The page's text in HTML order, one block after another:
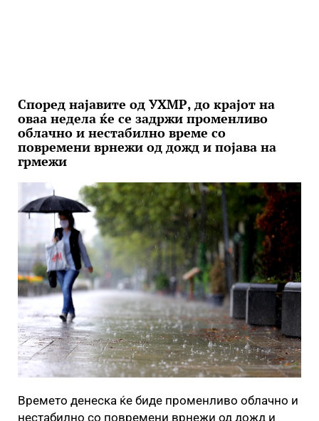
Според најавите од УХМР, до крајот на
оваа недела ќе се задржи променливо
облачно и нестабилно време со
повремени врнежи од дожд и појава на
грмежи
Времето денеска ќе биде променливо облачно и
нестабилно со повремени врнежи од дожд и